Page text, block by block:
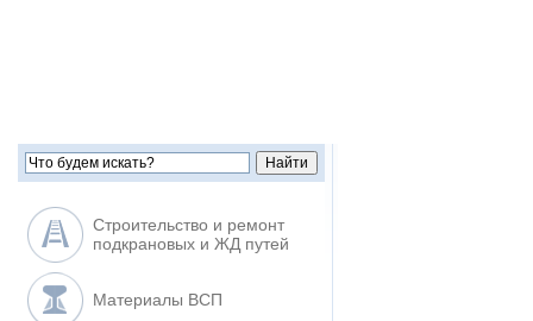
Строительство и ремонт
подкрановых и ЖД путей
Материалы ВСП